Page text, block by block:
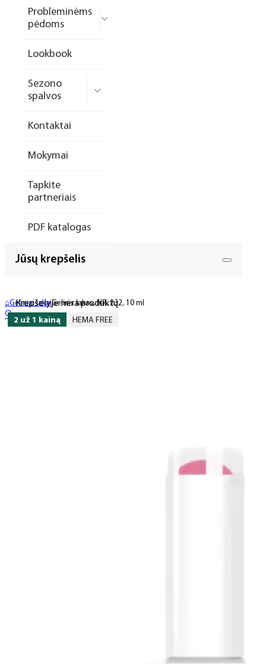
Probleminėms
pėdoms
Lookbook
Sezono
spalvos
Kontaktai
Mokymai
Tapkite
partneriais
PDF katalogas
Jūsų krepšelis
Krepšelyje nėra produktų.
⌂Geliniai lakaiGelinis lakas, NR. 232, 10 ml
2 už 1 kainą HEMA FREE
🔍